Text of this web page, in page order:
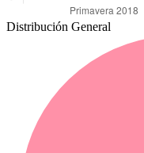
Distribución General